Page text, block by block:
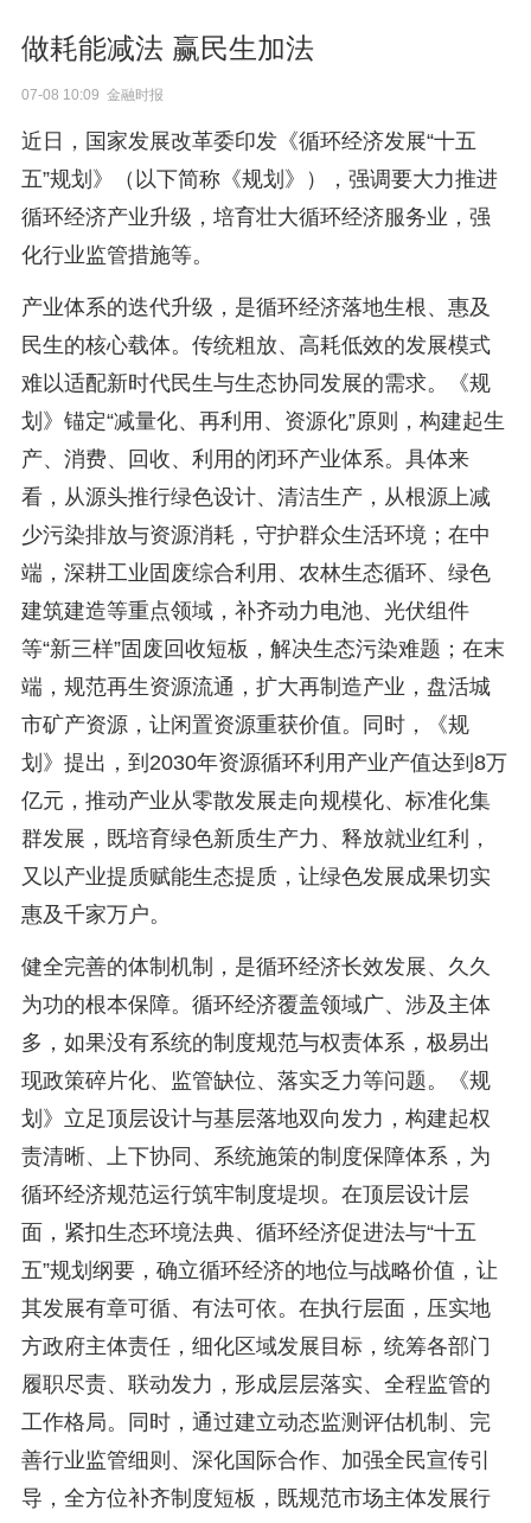
做耗能减法 赢民生加法
07-08 10:09 金融时报
近日，国家发展改革委印发《循环经济发展“十五
五”规划》（以下简称《规划》），强调要大力推进
循环经济产业升级，培育壮大循环经济服务业，强
化行业监管措施等。
产业体系的迭代升级，是循环经济落地生根、惠及
民生的核心载体。传统粗放、高耗低效的发展模式
难以适配新时代民生与生态协同发展的需求。《规
划》锚定“减量化、再利用、资源化”原则，构建起生
产、消费、回收、利用的闭环产业体系。具体来
看，从源头推行绿色设计、清洁生产，从根源上减
少污染排放与资源消耗，守护群众生活环境；在中
端，深耕工业固废综合利用、农林生态循环、绿色
建筑建造等重点领域，补齐动力电池、光伏组件
等“新三样”固废回收短板，解决生态污染难题；在末
端，规范再生资源流通，扩大再制造产业，盘活城
市矿产资源，让闲置资源重获价值。同时，《规
划》提出，到2030年资源循环利用产业产值达到8万
亿元，推动产业从零散发展走向规模化、标准化集
群发展，既培育绿色新质生产力、释放就业红利，
又以产业提质赋能生态提质，让绿色发展成果切实
惠及千家万户。
健全完善的体制机制，是循环经济长效发展、久久
为功的根本保障。循环经济覆盖领域广、涉及主体
多，如果没有系统的制度规范与权责体系，极易出
现政策碎片化、监管缺位、落实乏力等问题。《规
划》立足顶层设计与基层落地双向发力，构建起权
责清晰、上下协同、系统施策的制度保障体系，为
循环经济规范运行筑牢制度堤坝。在顶层设计层
面，紧扣生态环境法典、循环经济促进法与“十五
五”规划纲要，确立循环经济的地位与战略价值，让
其发展有章可循、有法可依。在执行层面，压实地
方政府主体责任，细化区域发展目标，统筹各部门
履职尽责、联动发力，形成层层落实、全程监管的
工作格局。同时，通过建立动态监测评估机制、完
善行业监管细则、深化国际合作、加强全民宣传引
导，全方位补齐制度短板，既规范市场主体发展行